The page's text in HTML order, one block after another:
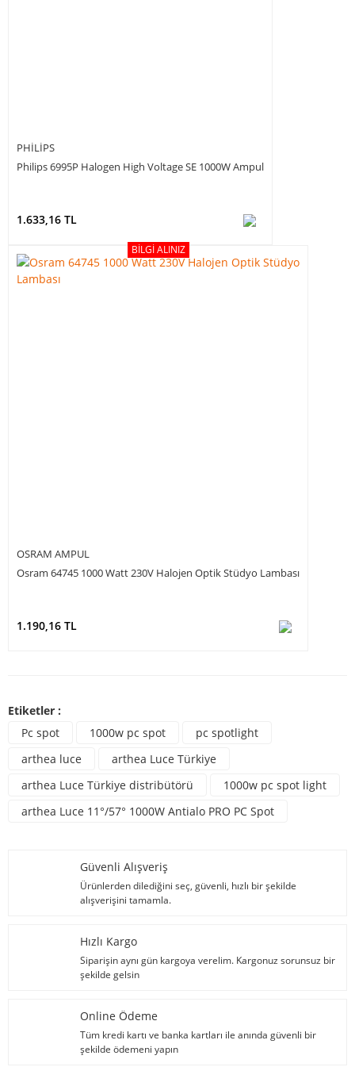
PHILIPS
Philips 6995P Halogen High Voltage SE 1000W Ampul
1.633,16 TL
BILGI ALINIZ
OSRAM AMPUL
Osram 64745 1000 Watt 230V Halojen Optik Stüdyo Lambası
1.190,16 TL
Etiketler :
Pc spot
1000w pc spot
pc spotlight
arthea luce
arthea Luce Türkiye
arthea Luce Türkiye distribütörü
1000w pc spot light
arthea Luce 11°/57° 1000W Antialo PRO PC Spot
Güvenli Alışveriş
Ürünlerden dilediğini seç, güvenli, hızlı bir şekilde
alışverişini tamamla.
Hızlı Kargo
Siparişin aynı gün kargoya verelim. Kargonuz sorunsuz bir
şekilde gelsin
Online Ödeme
Tüm kredi kartı ve banka kartları ile anında güvenli bir
şekilde ödemeni yapın